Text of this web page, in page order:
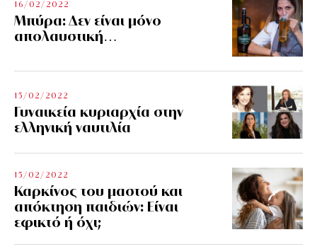
16/02/2022
Μπύρα: Δεν είναι μόνο
απολαυστική…
15/02/2022
Γυναικεία κυριαρχία στην
ελληνική ναυτιλία
15/02/2022
Καρκίνος του μαστού και
απόκτηση παιδιών: Είναι
εφικτό ή όχι;